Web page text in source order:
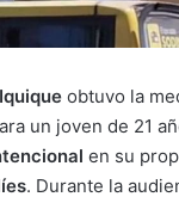
obtuvo la
un joven de 21
en su
. Durante la